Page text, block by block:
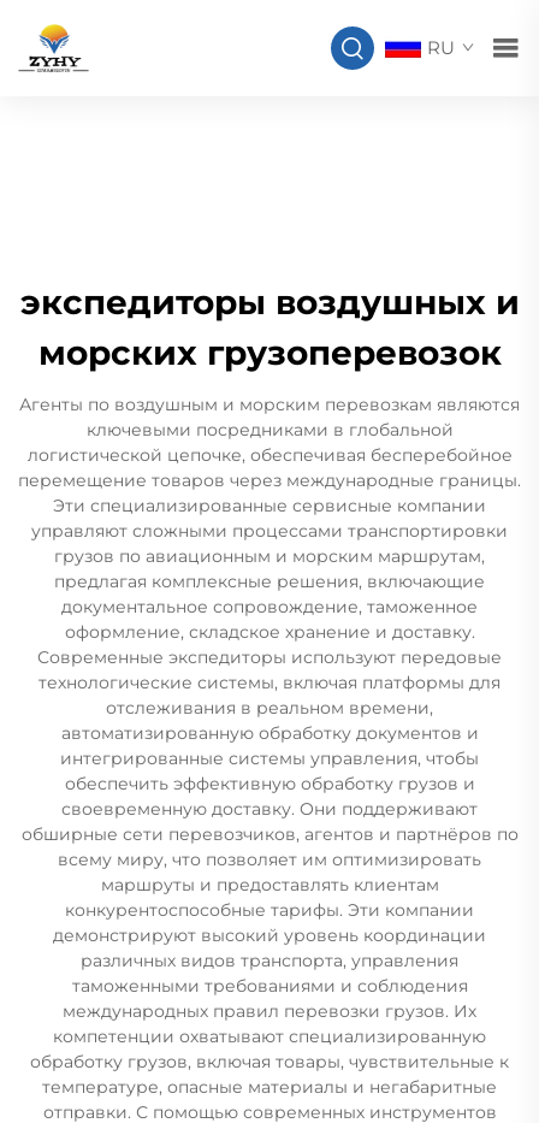
RU
экспедиторы воздушных и
морских грузоперевозок
Агенты по воздушным и морским перевозкам являются
ключевыми посредниками в глобальной
логистической цепочке, обеспечивая бесперебойное
перемещение товаров через международные границы.
Эти специализированные сервисные компании
управляют сложными процессами транспортировки
грузов по авиационным и морским маршрутам,
предлагая комплексные решения, включающие
документальное сопровождение, таможенное
оформление, складское хранение и доставку.
Современные экспедиторы используют передовые
технологические системы, включая платформы для
отслеживания в реальном времени,
автоматизированную обработку документов и
интегрированные системы управления, чтобы
обеспечить эффективную обработку грузов и
своевременную доставку. Они поддерживают
обширные сети перевозчиков, агентов и партнёров по
всему миру, что позволяет им оптимизировать
маршруты и предоставлять клиентам
конкурентоспособные тарифы. Эти компании
демонстрируют высокий уровень координации
различных видов транспорта, управления
таможенными требованиями и соблюдения
международных правил перевозки грузов. Их
компетенции охватывают специализированную
обработку грузов, включая товары, чувствительные к
температуре, опасные материалы и негабаритные
отправки. С помощью современных инструментов